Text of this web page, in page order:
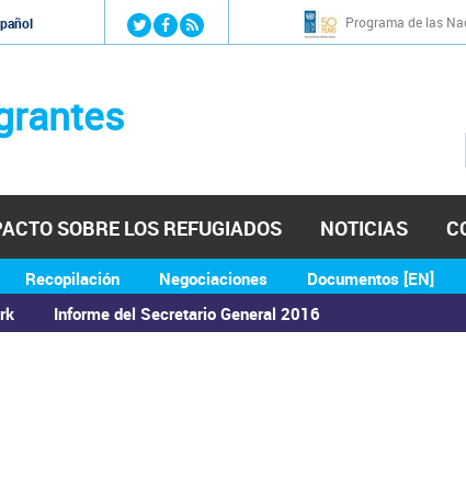
Jump to navigation Programa de las
Informe del Secretario General 2016
Recopilación Negociaciones Documentos [EN]
SOBRE LOS REFUGIADOS NOTICIAS